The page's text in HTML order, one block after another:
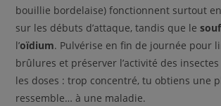
bouillie bordelaise) fonctionnent surtout
sur les débuts d’attaque, tandis que le
l’oïdium. Pulvérise en fin de journée pour
brûlures et préserver l’activité des
les doses : trop concentré, tu obtiens une
ressemble… à une maladie.